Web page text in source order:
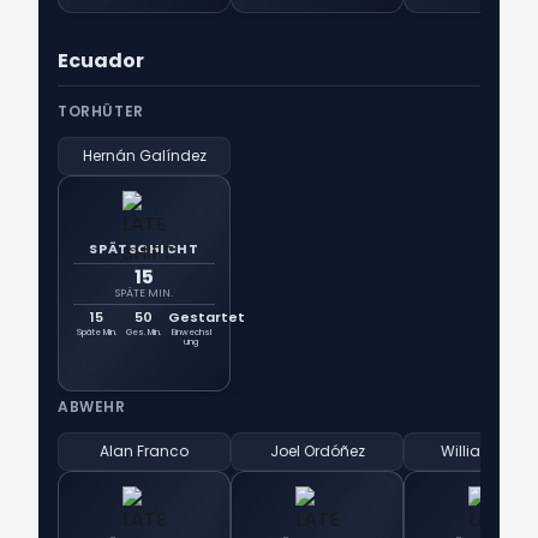
Ecuador
TORHÜTER
Hernán Galíndez
SPÄTSCHICHT
15
SPÄTE MIN.
15
Späte Min.
50
Ges. Min.
Gestartet
Einwechsl
ung
ABWEHR
Alan Franco Joel Ordóñez Willian